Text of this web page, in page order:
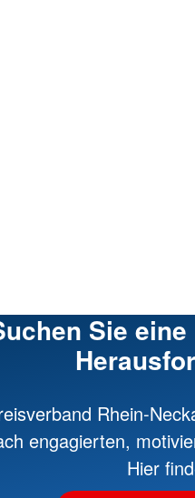
Sie
Rhein-
engagierten,
Hier